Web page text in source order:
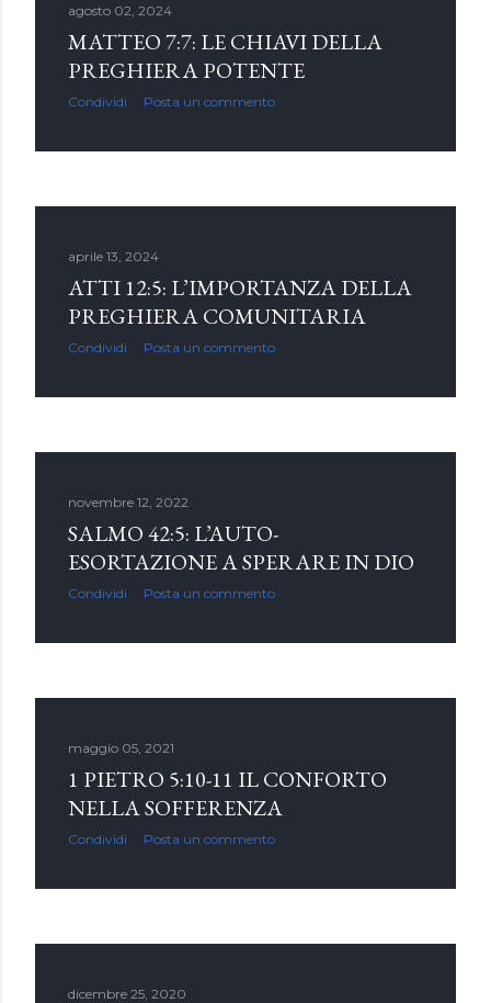
agosto 02, 2024
MATTEO 7:7: LE CHIAVI DELLA
PREGHIERA POTENTE
Condividi Posta un commento
aprile 13, 2024
ATTI 12:5: L’IMPORTANZA DELLA
PREGHIERA COMUNITARIA
Condividi Posta un commento
novembre 12, 2022
SALMO 42:5: L’AUTO-
ESORTAZIONE A SPERARE IN DIO
Condividi Posta un commento
maggio 05, 2021
1 PIETRO 5:10-11 IL CONFORTO
NELLA SOFFERENZA
Condividi Posta un commento
dicembre 25, 2020